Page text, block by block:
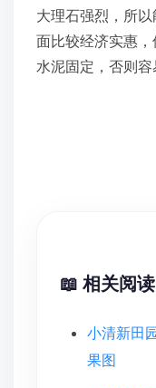
大理石强烈，所
面比较经济实惠
水泥固定，否则容
📖 相关阅读
小清新田
果图